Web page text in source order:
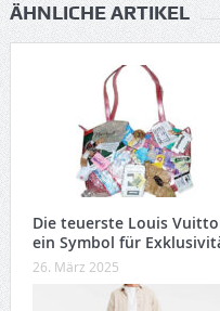
ÄHNLICHE ARTIKEL
Die teuerste Louis
ein Symbol für
26. März 2025